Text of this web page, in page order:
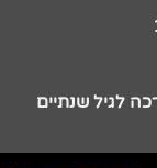
לגיל שנתיים